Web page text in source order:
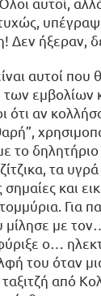
Δεν ήξεραν,
αυτοί
εμβολίων
ότι αν
το
τα
και
Για
μίλησε με
ο…
του όταν
από